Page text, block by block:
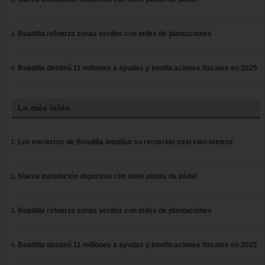
Boadilla refuerza zonas verdes con miles de plantaciones
Boadilla destinó 11 millones a ayudas y bonificaciones fiscales en 2025
Lo más leído
Los encierros de Boadilla amplían su recorrido casi cien metros
Nueva instalación deportiva con siete pistas de pádel
Boadilla refuerza zonas verdes con miles de plantaciones
Boadilla destinó 11 millones a ayudas y bonificaciones fiscales en 2025